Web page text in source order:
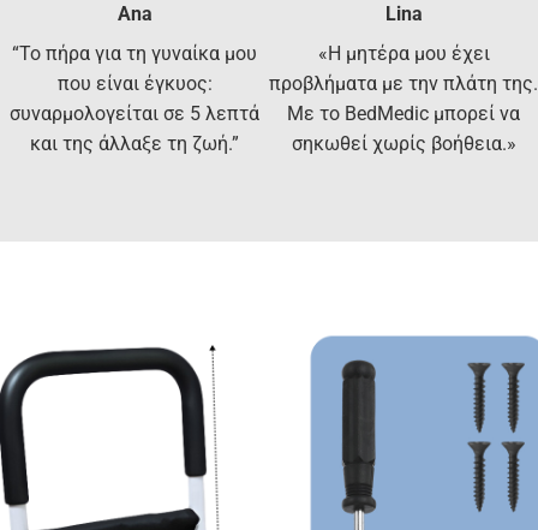
Ana
“Το πήρα για τη γυναίκα μου
που είναι έγκυος:
συναρμολογείται σε 5 λεπτά
και της άλλαξε τη ζωή.”
Lina
«Η μητέρα μου έχει
προβλήματα με την πλάτη της.
Με το BedMedic μπορεί να
σηκωθεί χωρίς βοήθεια.»